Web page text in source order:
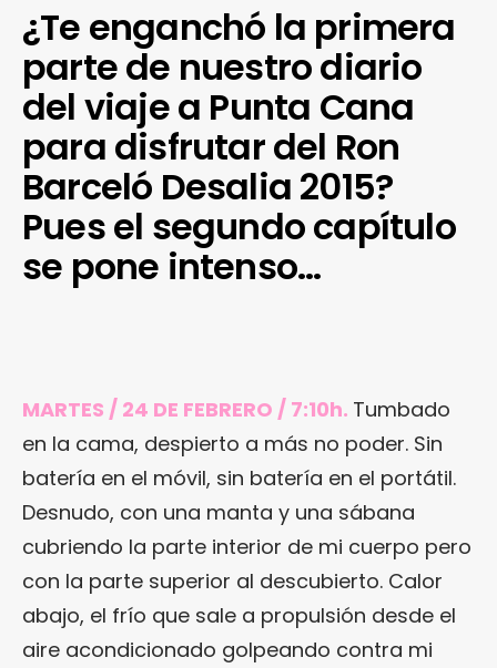
¿Te enganchó la primera
parte de nuestro diario
del viaje a Punta Cana
para disfrutar del Ron
Barceló Desalia 2015?
Pues el segundo capítulo
se pone intenso…
MARTES / 24 DE FEBRERO / 7:10h. Tumbado
en la cama, despierto a más no poder. Sin
batería en el móvil, sin batería en el portátil.
Desnudo, con una manta y una sábana
cubriendo la parte interior de mi cuerpo pero
con la parte superior al descubierto. Calor
abajo, el frío que sale a propulsión desde el
aire acondicionado golpeando contra mi